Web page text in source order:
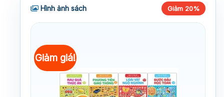
Hình ảnh sách Giảm 20%
Giảm giá!